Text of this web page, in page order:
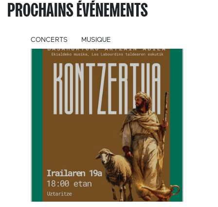
PROCHAINS ÉVÉNEMENTS
CONCERTS MUSIQUE